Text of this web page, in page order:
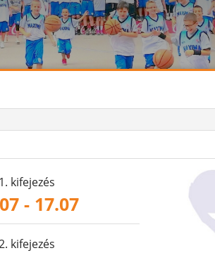
1. kifejezés
- 17.07
kifejezés